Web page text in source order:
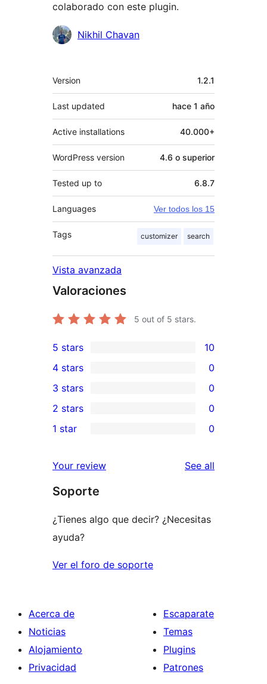
colaborado con este plugin.
Colaboradores
Nikhil Chavan
Meta
Version 1.2.1
Last updated hace 1 año
Active installations 40.000+
WordPress version 4.6 o superior
Tested up to 6.8.7
Languages Ver todos los 15
Tags customizer search
Vista avanzada
Valoraciones
5 out of 5 stars.
10
5-
star
reviews
5 stars 10
4-
star
reviews
4 stars 0
0
3-
star
3 stars 0
2-
reviews
2 stars 0
star
reviews
1 star 0
Your review See all
Soporte
¿Tienes algo que decir? ¿Necesitas
ayuda?
Ver el foro de soporte
Acerca de
Noticias
Alojamiento
Privacidad
Escaparate
Temas
Plugins
Patrones